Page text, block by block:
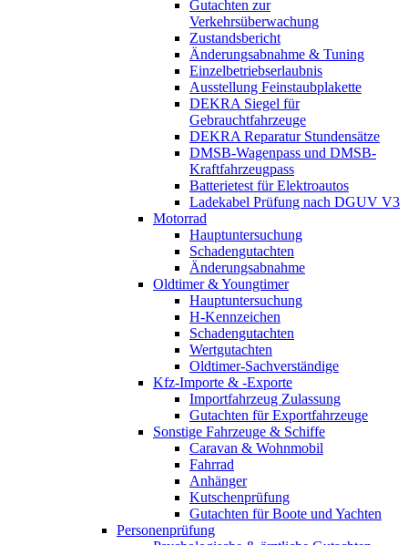
Gutachten zur
Verkehrsüberwachung
Zustandsbericht
Änderungsabnahme & Tuning
Einzelbetriebserlaubnis
Ausstellung Feinstaubplakette
DEKRA Siegel für
Gebrauchtfahrzeuge
DEKRA Reparatur Stundensätze
DMSB-Wagenpass und DMSB-
Kraftfahrzeugpass
Batterietest für Elektroautos
Ladekabel Prüfung nach DGUV V3
Motorrad
Hauptuntersuchung
Schadengutachten
Änderungsabnahme
Oldtimer & Youngtimer
Hauptuntersuchung
H-Kennzeichen
Schadengutachten
Wertgutachten
Oldtimer-Sachverständige
Kfz-Importe & -Exporte
Importfahrzeug Zulassung
Gutachten für Exportfahrzeuge
Sonstige Fahrzeuge & Schiffe
Caravan & Wohnmobil
Fahrrad
Anhänger
Kutschenprüfung
Gutachten für Boote und Yachten
Personenprüfung